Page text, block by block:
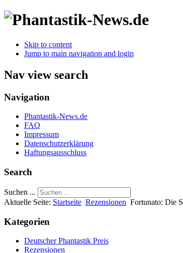
Skip to content
Jump to main navigation and login
Nav view search
Navigation
Phantastik-News.de
FAQ
Impressum
Datenschutzerklärung
Haftungsausschluss
Search
Suchen ...
Aktuelle Seite: Startseite Rezensionen Fortunato: Die
Kategorien
Deutscher Phantastik Preis
Rezensionen